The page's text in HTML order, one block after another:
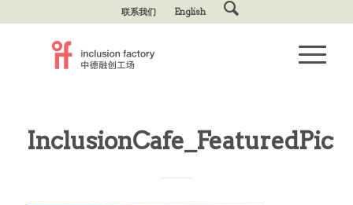
联系我们 English
InclusionCafe_FeaturedPic